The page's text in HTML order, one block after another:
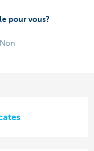
pour vous?
Non